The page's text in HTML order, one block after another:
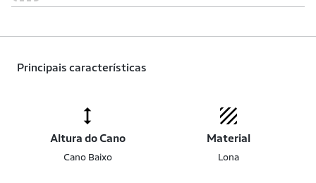
Principais características
Altura do Cano
Cano Baixo
Material
Lona